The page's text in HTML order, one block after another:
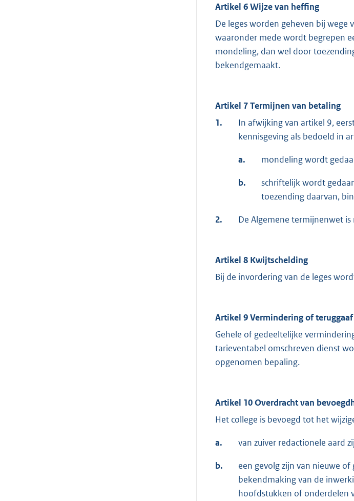
Artikel 6 Wijze van heffing
De leges worden geheven bij
waaronder mede wordt begrepen
mondeling, dan wel door
bekendgemaakt.
Artikel 7 Termijnen van betaling
1.
In afwijking van artikel 9,
kennisgeving als bedoeld in
a. mondeling wordt
b.
schriftelijk wordt
toezending daarvan,
2. De Algemene termijnenwet
Artikel 8 Kwijtschelding
Bij de invordering van de leges
Artikel 9 Vermindering of teruggaaf
Gehele of gedeeltelijke
tarieventabel omschreven dienst
opgenomen bepaling.
Artikel 10 Overdracht van
Het college is bevoegd tot het
a. van zuiver redactionele aard
b.
een gevolg zijn van nieuwe
bekendmaking van de
hoofdstukken of onderdelen